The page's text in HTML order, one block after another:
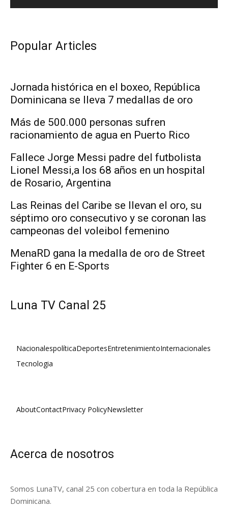
Popular Articles
Jornada histórica en el boxeo, República
Dominicana se lleva 7 medallas de oro
Más de 500.000 personas sufren
racionamiento de agua en Puerto Rico
Fallece Jorge Messi padre del futbolista
Lionel Messi,a los 68 años en un hospital
de Rosario, Argentina
Las Reinas del Caribe se llevan el oro, su
séptimo oro consecutivo y se coronan las
campeonas del voleibol femenino
MenaRD gana la medalla de oro de Street
Fighter 6 en E-Sports
Luna TV Canal 25
NacionalespolíticaDeportesEntretenimientoInternacionales
Tecnologia
AboutContactPrivacy PolicyNewsletter
Acerca de nosotros
Somos LunaTV, canal 25 con cobertura en toda la República
Dominicana.